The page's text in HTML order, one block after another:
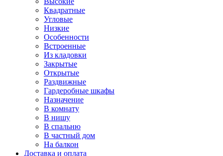
Квадратные
Угловые
Низкие
Особенности
Встроенные
Из кладовки
Закрытые
Открытые
Раздвижные
Гардеробные шкафы
Назначение
В комнату
В нишу
В спальню
В частный дом
На балкон
Доставка и оплата